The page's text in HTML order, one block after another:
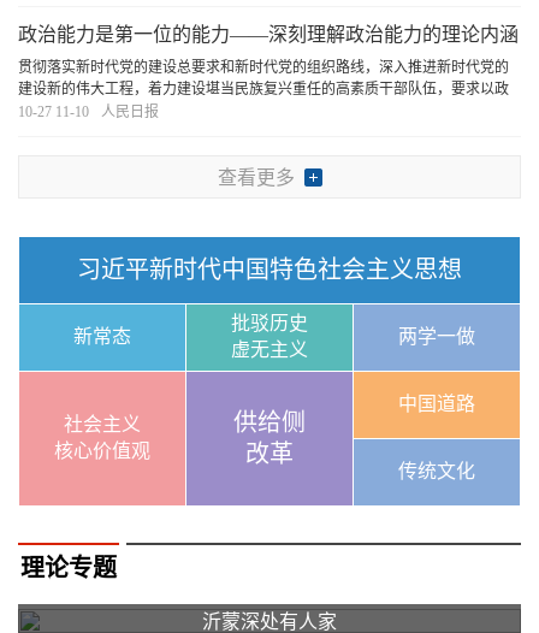
政治能力是第一位的能力——深刻理解政治能力的理论内涵
与创新贡献
贯彻落实新时代党的建设总要求和新时代党的组织路线，深入推进新时代党的
建设新的伟大工程，着力建设堪当民族复兴重任的高素质干部队伍，要求以政
治建设统领党的建设各项工作，不断提高各级党组织和广大党员干部的政治判
10-27 11-10 人民日报
查看更多
习近平新时代中国特色社会主义思想
新常态
批驳历史
虚无主义
两学一做
社会主义
核心价值观
供给侧
改革
中国道路
传统文化
理论专题
沂蒙深处有人家